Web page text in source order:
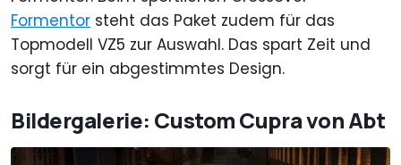
Formentor steht das Paket zudem für das
Topmodell VZ5 zur Auswahl. Das spart Zeit und
sorgt für ein abgestimmtes Design.
Bildergalerie: Custom Cupra von Abt